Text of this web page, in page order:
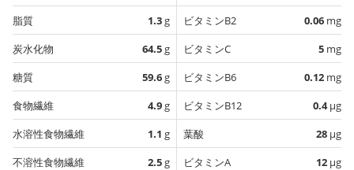
脂質
1.3g
炭水化物
64.5g
糖質
59.6g
食物繊維
4.9g
水溶性食物繊維
1.1 g
不溶性食物繊維
2.5g
ビタミンB2
0.06 mg
ビタミンC
5 mg
ビタミンB6
0.12 mg
ビタミンB12
0.4µg
葉酸
28 µg
ビタミンA
12 µg